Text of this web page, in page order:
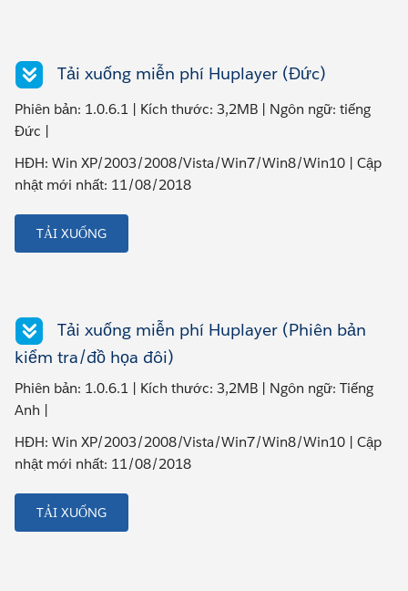
Tải xuống miễn phí Huplayer (Đức)
Phiên bản: 1.0.6.1 | Kích thước: 3,2MB | Ngôn ngữ: tiếng
Đức |
HĐH: Win XP/2003/2008/Vista/Win7/Win8/Win10 | Cập
nhật mới nhất: 11/08/2018
TẢI XUỐNG
Tải xuống miễn phí Huplayer (Phiên bản
kiểm tra/đồ họa đôi)
Phiên bản: 1.0.6.1 | Kích thước: 3,2MB | Ngôn ngữ: Tiếng
Anh |
HĐH: Win XP/2003/2008/Vista/Win7/Win8/Win10 | Cập
nhật mới nhất: 11/08/2018
TẢI XUỐNG